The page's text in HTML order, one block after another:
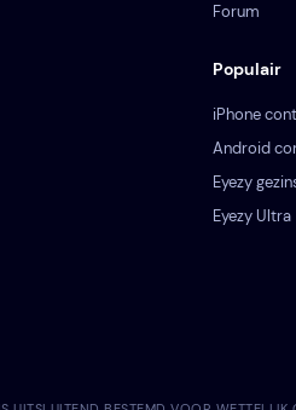
Forum
Populair
iPhone
Android
Eyezy
Eyezy Ultra